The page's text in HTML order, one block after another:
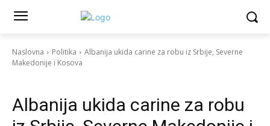
Naslovna Politika
Albanija ukida carine za robu iz Srbije, Severne
Makedonije i Kosova
Albanija ukida carine za robu